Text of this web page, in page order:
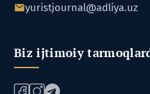
yuristjournal@adliya.uz
Biz ijtimoiy